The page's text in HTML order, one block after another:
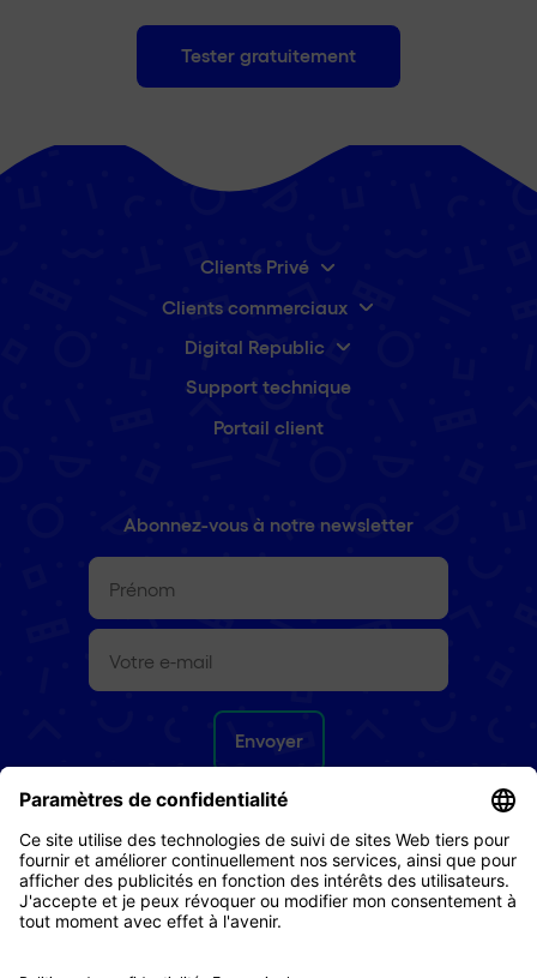
Tester gratuitement
Clients Privé
Clients commerciaux
Digital Republic
Support technique
Portail client
Abonnez-vous à notre newsletter
Prénom
E-
mail(Nécessaire)
CG